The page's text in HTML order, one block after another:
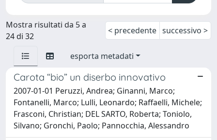
Mostra risultati da 5 a
24 di 32
< precedente successivo >
esporta metadati
Carota “bio” un diserbo innovativo
2007-01-01 Peruzzi, Andrea; Ginanni, Marco;
Fontanelli, Marco; Lulli, Leonardo; Raffaelli, Michele;
Frasconi, Christian; DEL SARTO, Roberta; Toniolo,
Silvano; Gronchi, Paolo; Pannocchia, Alessandro